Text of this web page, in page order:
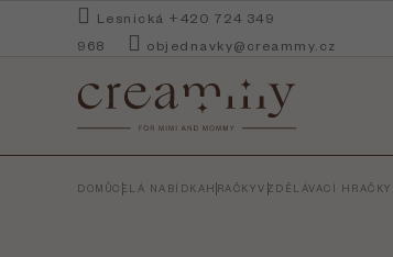
Lesnická +420 724 349
968
objednavky@creammy.cz
DOMŮCELÁ NABÍDKAHRAČKYVZDĚLÁVACÍ HRAČKY